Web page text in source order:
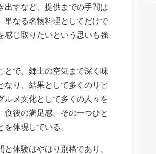
出すなど、提供までの手間は
単なる名物料理としてだけで
感じ取りたいという思いも強
とで、郷土の空気まで深く味
なり、結果として多くのリピ
ルメ文化として多くの人々を
食後の満足感。その一つひと
体現している。
体験はやはり別格であり、